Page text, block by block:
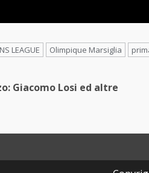
LEAGUE Olimpique Marsiglia
Giacomo Losi ed altre